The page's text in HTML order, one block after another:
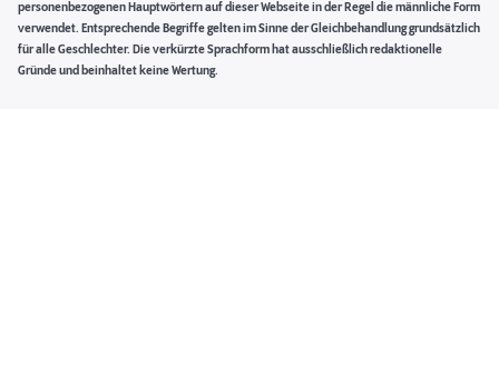
personenbezogenen Hauptwörtern auf dieser Webseite in der Regel die männliche Form
verwendet. Entsprechende Begriffe gelten im Sinne der Gleichbehandlung grundsätzlich
für alle Geschlechter. Die verkürzte Sprachform hat ausschließlich redaktionelle
Gründe und beinhaltet keine Wertung.